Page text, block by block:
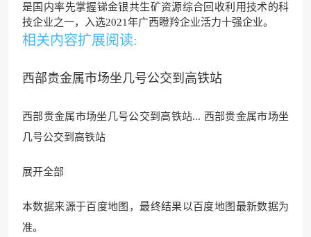
是国内率先掌握锑金银共生矿资源综合回收利用技术的科
技企业之一，入选2021年广西瞪羚企业活力十强企业。
相关内容扩展阅读:
西部贵金属市场坐几号公交到高铁站
西部贵金属市场坐几号公交到高铁站... 西部贵金属市场坐
几号公交到高铁站
展开全部
本数据来源于百度地图，最终结果以百度地图最新数据为
准。